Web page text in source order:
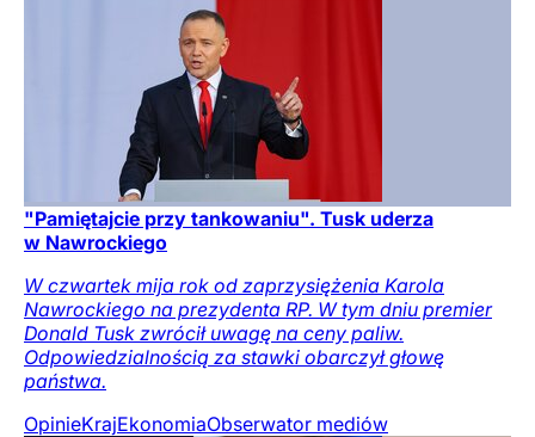
"Pamiętajcie przy tankowaniu". Tusk uderza
w Nawrockiego
W czwartek mija rok od zaprzysiężenia Karola
Nawrockiego na prezydenta RP. W tym dniu premier
Donald Tusk zwrócił uwagę na ceny paliw.
Odpowiedzialnością za stawki obarczył głowę
państwa.
OpinieKrajEkonomiaObserwator mediów